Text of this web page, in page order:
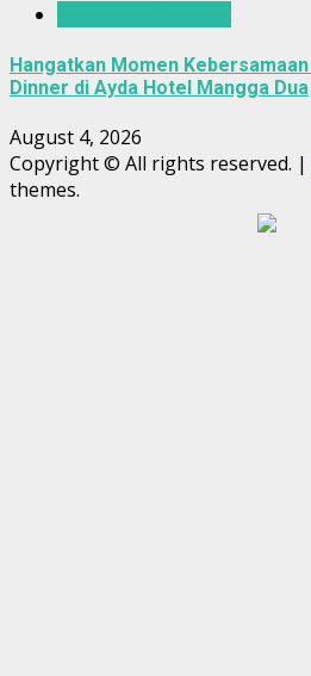
Hangatkan Momen
Dinner di Ayda Hotel Mangga Dua
August 4, 2026
Copyright © All rights reserved. |
themes.